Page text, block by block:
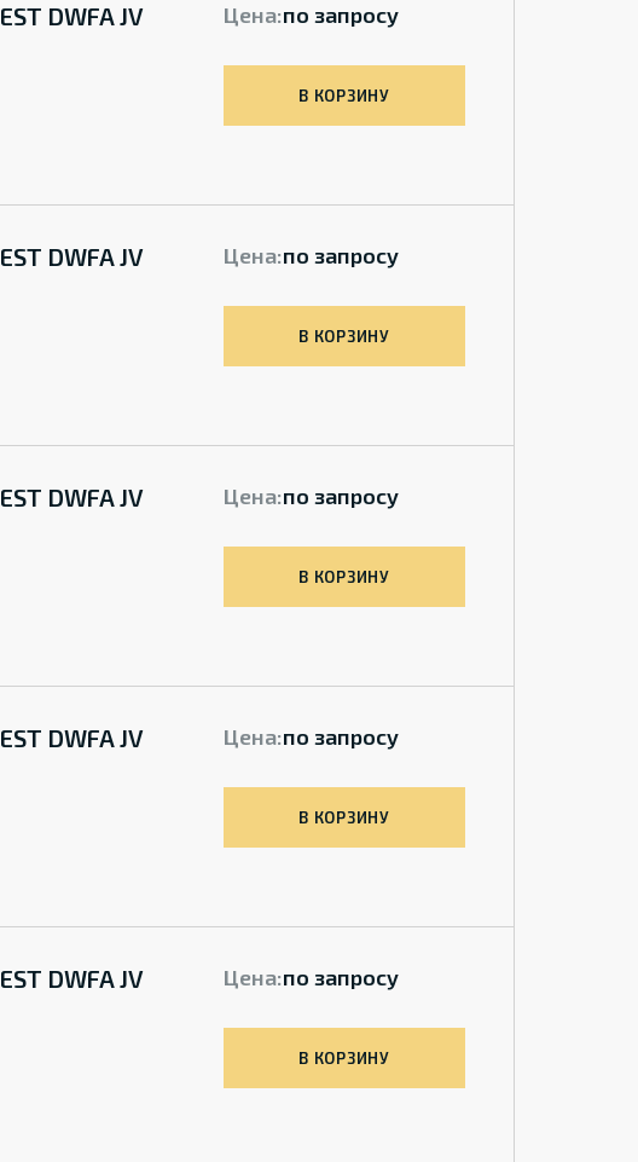
DWFA JV
Цена:по запросу
В КОРЗИНУ
DWFA JV
Цена:по запросу
В КОРЗИНУ
DWFA JV
Цена:по запросу
В КОРЗИНУ
DWFA JV
Цена:по запросу
В КОРЗИНУ
DWFA JV
Цена:по запросу
В КОРЗИНУ